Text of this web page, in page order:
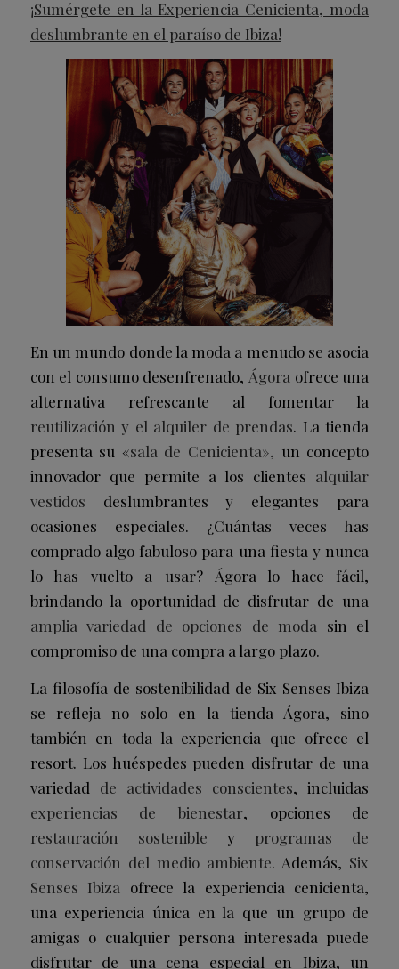
¡Sumérgete en la Experiencia Cenicienta, moda
deslumbrante en el paraíso de Ibiza!
En un mundo donde la moda a menudo se asocia
con el consumo desenfrenado, Ágora ofrece una
alternativa refrescante al fomentar la
reutilización y el alquiler de prendas. La tienda
presenta su «sala de Cenicienta», un concepto
innovador que permite a los clientes alquilar
vestidos deslumbrantes y elegantes para
ocasiones especiales. ¿Cuántas veces has
comprado algo fabuloso para una fiesta y nunca
lo has vuelto a usar? Ágora lo hace fácil,
brindando la oportunidad de disfrutar de una
amplia variedad de opciones de moda sin el
compromiso de una compra a largo plazo.
La filosofía de sostenibilidad de Six Senses Ibiza
se refleja no solo en la tienda Ágora, sino
también en toda la experiencia que ofrece el
resort. Los huéspedes pueden disfrutar de una
variedad de actividades conscientes, incluidas
experiencias de bienestar, opciones de
restauración sostenible y programas de
conservación del medio ambiente. Además, Six
Senses Ibiza ofrece la experiencia cenicienta,
una experiencia única en la que un grupo de
amigas o cualquier persona interesada puede
disfrutar de una cena especial en Ibiza, un